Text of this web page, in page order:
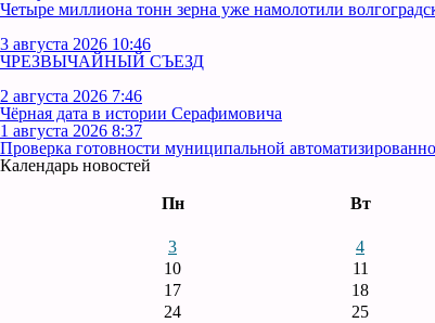
Четыре миллиона тонн зерна уже намолотили
3 августа 2026 10:46
ЧРЕЗВЫЧАЙНЫЙ СЪЕЗД
2 августа 2026 7:46
Чёрная дата в истории Серафимовича
1 августа 2026 8:37
Проверка готовности муниципальной
Календарь новостей
Пн
Вт
3
4
10
11
17
18
24
25